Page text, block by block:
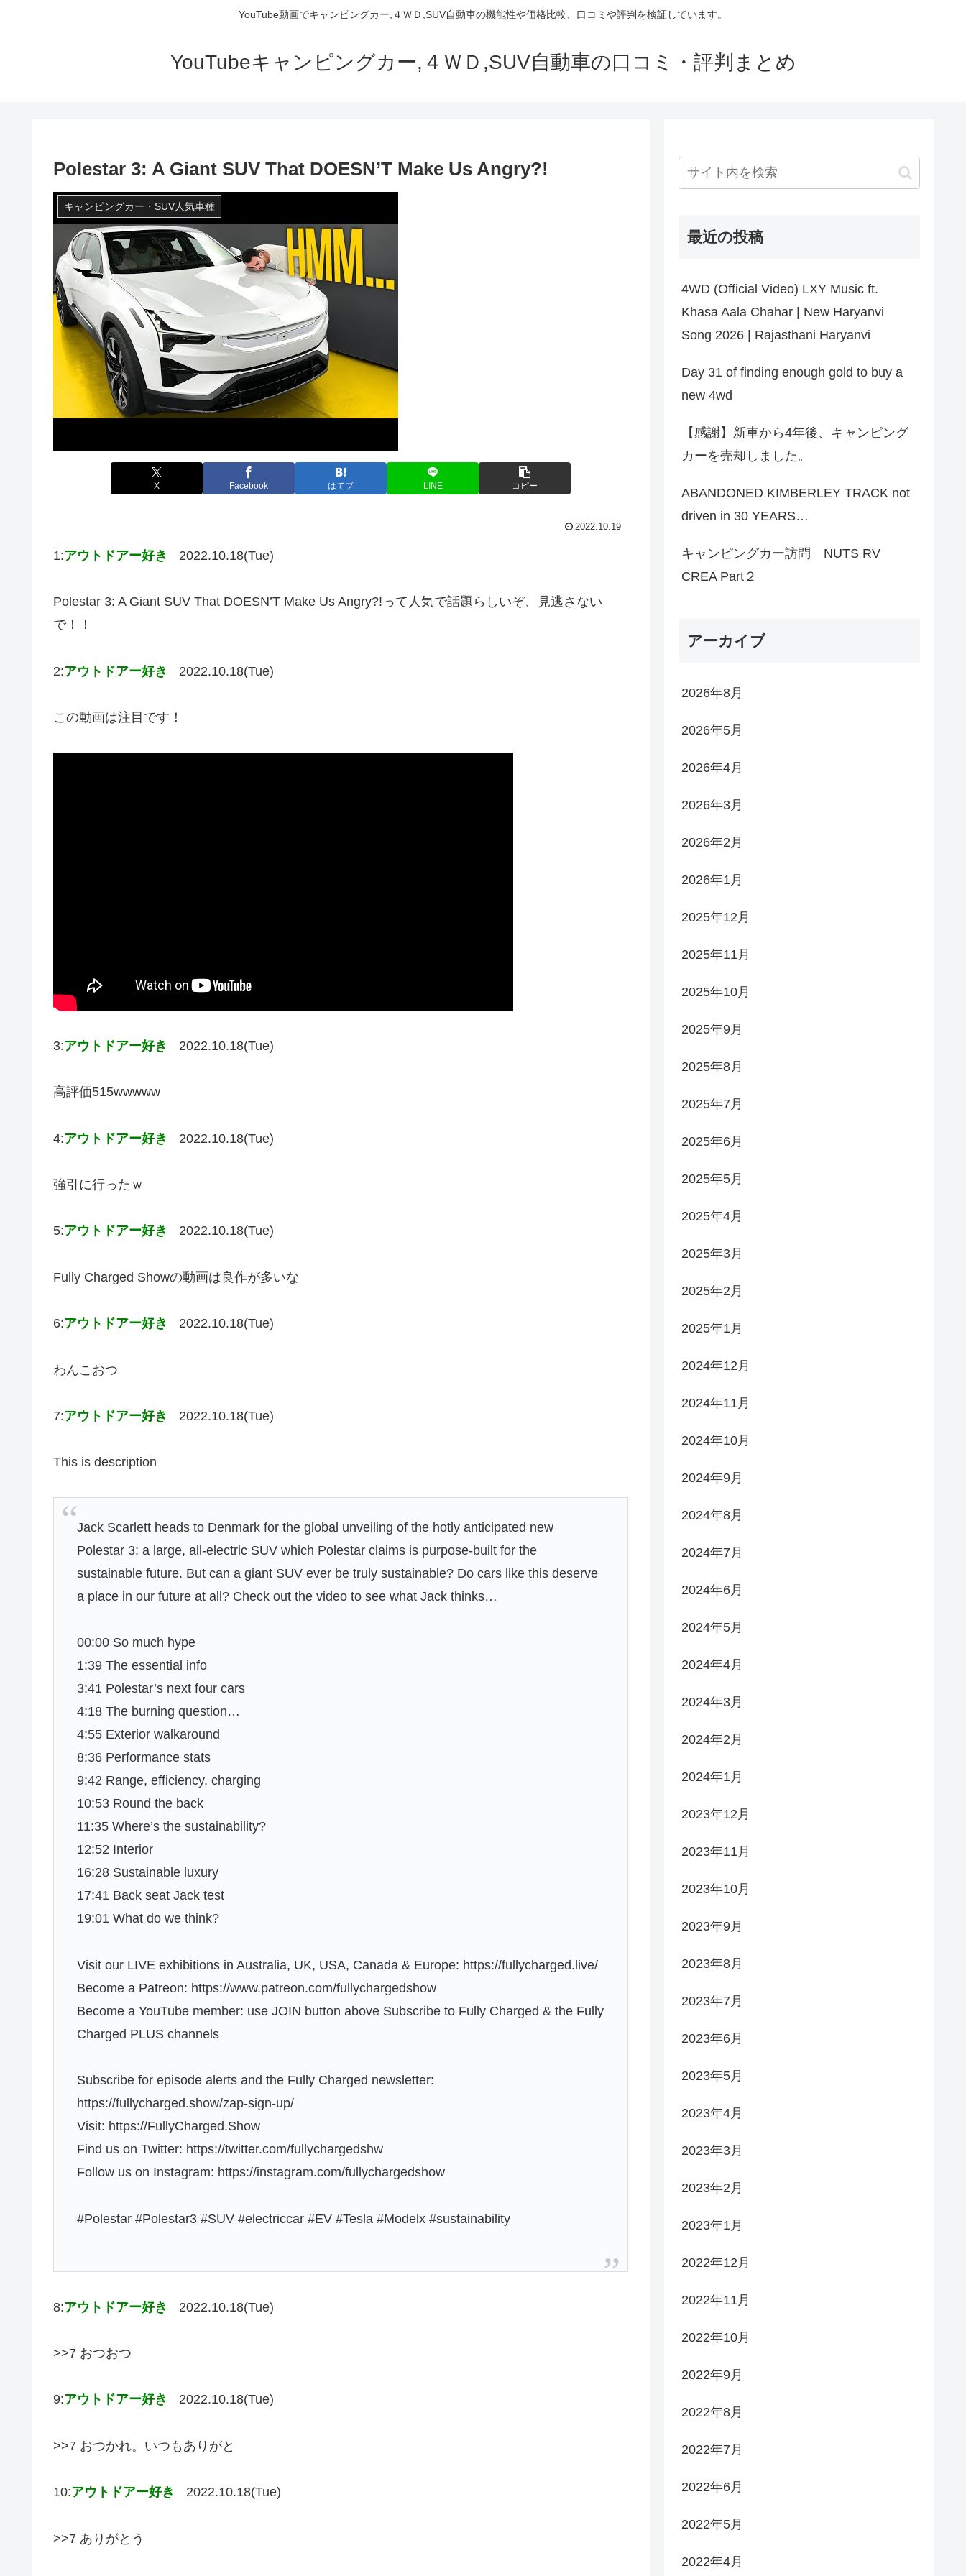
YouTube動画でキャンピングカー,４ＷＤ,SUV自動車の機能性や価格比較、口コミや評判を検証しています。
YouTubeキャンピングカー,４ＷＤ,SUV自動車の口コミ・評判まとめ
Polestar 3: A Giant SUV That DOESN’T Make Us Angry?!
キャンピングカー・SUV人気車種
X Facebook はてブ LINE コピー
2022.10.19
1:アウトドアー好き 2022.10.18(Tue)
Polestar 3: A Giant SUV That DOESN’T Make Us Angry?!って人気で話題らしいぞ、見逃さない
で！！
2:アウトドアー好き 2022.10.18(Tue)
この動画は注目です！
3:アウトドアー好き 2022.10.18(Tue)
高評価515wwwww
4:アウトドアー好き 2022.10.18(Tue)
強引に行ったｗ
5:アウトドアー好き 2022.10.18(Tue)
Fully Charged Showの動画は良作が多いな
6:アウトドアー好き 2022.10.18(Tue)
わんこおつ
7:アウトドアー好き 2022.10.18(Tue)
This is description
Jack Scarlett heads to Denmark for the global unveiling of the hotly anticipated new
Polestar 3: a large, all-electric SUV which Polestar claims is purpose-built for the
sustainable future. But can a giant SUV ever be truly sustainable? Do cars like this deserve
a place in our future at all? Check out the video to see what Jack thinks…
00:00 So much hype
1:39 The essential info
3:41 Polestar’s next four cars
4:18 The burning question…
4:55 Exterior walkaround
8:36 Performance stats
9:42 Range, efficiency, charging
10:53 Round the back
11:35 Where’s the sustainability?
12:52 Interior
16:28 Sustainable luxury
17:41 Back seat Jack test
19:01 What do we think?
Visit our LIVE exhibitions in Australia, UK, USA, Canada & Europe: https://fullycharged.live/
Become a Patreon: https://www.patreon.com/fullychargedshow
Become a YouTube member: use JOIN button above Subscribe to Fully Charged & the Fully
Charged PLUS channels
Subscribe for episode alerts and the Fully Charged newsletter:
https://fullycharged.show/zap-sign-up/
Visit: https://FullyCharged.Show
Find us on Twitter: https://twitter.com/fullychargedshw
Follow us on Instagram: https://instagram.com/fullychargedshow
#Polestar #Polestar3 #SUV #electriccar #EV #Tesla #Modelx #sustainability
8:アウトドアー好き 2022.10.18(Tue)
>>7 おつおつ
9:アウトドアー好き 2022.10.18(Tue)
>>7 おつかれ。いつもありがと
10:アウトドアー好き 2022.10.18(Tue)
>>7 ありがとう
最近の投稿
4WD (Official Video) LXY Music ft.
Khasa Aala Chahar | New Haryanvi
Song 2026 | Rajasthani Haryanvi
Day 31 of finding enough gold to buy a
new 4wd
【感謝】新車から4年後、キャンピング
カーを売却しました。
ABANDONED KIMBERLEY TRACK not
driven in 30 YEARS…
キャンピングカー訪問 NUTS RV
CREA Part２
アーカイブ
2026年8月
2026年5月
2026年4月
2026年3月
2026年2月
2026年1月
2025年12月
2025年11月
2025年10月
2025年9月
2025年8月
2025年7月
2025年6月
2025年5月
2025年4月
2025年3月
2025年2月
2025年1月
2024年12月
2024年11月
2024年10月
2024年9月
2024年8月
2024年7月
2024年6月
2024年5月
2024年4月
2024年3月
2024年2月
2024年1月
2023年12月
2023年11月
2023年10月
2023年9月
2023年8月
2023年7月
2023年6月
2023年5月
2023年4月
2023年3月
2023年2月
2023年1月
2022年12月
2022年11月
2022年10月
2022年9月
2022年8月
2022年7月
2022年6月
2022年5月
2022年4月